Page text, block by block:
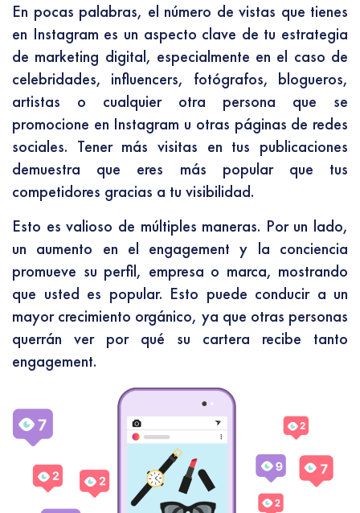
En pocas palabras, el número de vistas que tienes
en Instagram es un aspecto clave de tu estrategia
de marketing digital, especialmente en el caso de
celebridades, influencers, fotógrafos, blogueros,
artistas o cualquier otra persona que se
promocione en Instagram u otras páginas de redes
sociales. Tener más visitas en tus publicaciones
demuestra que eres más popular que tus
competidores gracias a tu visibilidad.
Esto es valioso de múltiples maneras. Por un lado,
un aumento en el engagement y la conciencia
promueve su perfil, empresa o marca, mostrando
que usted es popular. Esto puede conducir a un
mayor crecimiento orgánico, ya que otras personas
querrán ver por qué su cartera recibe tanto
engagement.